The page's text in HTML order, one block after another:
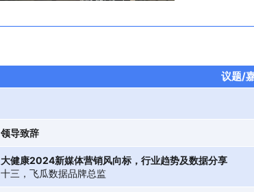
议题/
领导致辞
大健康2024新媒体营销风向标，行业趋势及数据分享
十三，飞瓜数据品牌总监